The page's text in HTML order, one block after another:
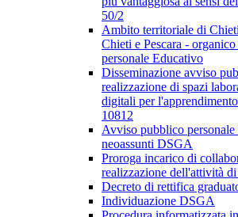
50/2
Ambito territoriale di
Chieti e Pescara -
personale Educativo
Disseminazione avviso
realizzazione di spazi
digitali per
10812
Avviso pubblico personale
neoassunti DSGA
Proroga incarico di
realizzazione dell'attività
Decreto di rettifica
Individuazione DSGA